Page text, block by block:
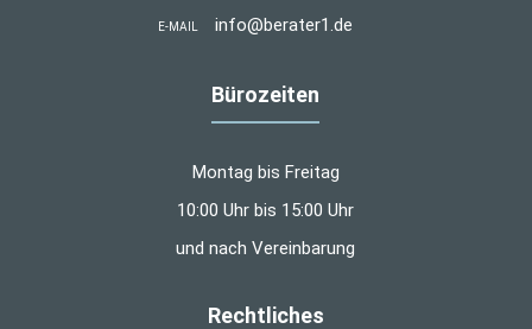
E-MAIL info@berater1.de
Bürozeiten
Montag bis Freitag
10:00 Uhr bis 15:00 Uhr
und nach Vereinbarung
Rechtliches